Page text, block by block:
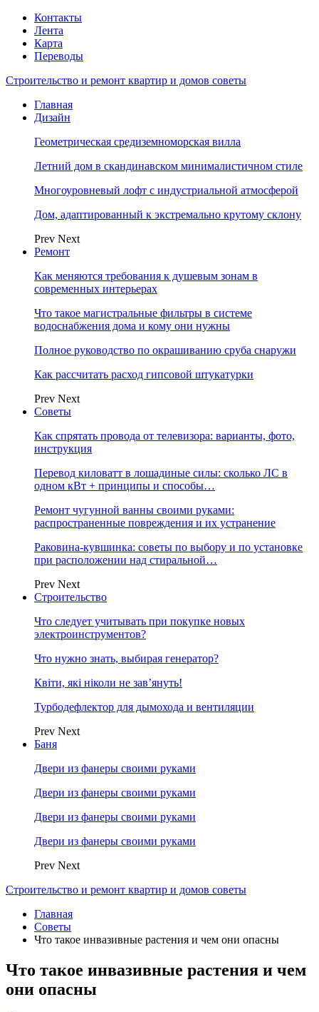
Контакты
Лента
Карта
Переводы
Строительство и ремонт квартир и домов советы
Главная
Дизайн
Геометрическая средиземноморская вилла
Летний дом в скандинавском минималистичном стиле
Многоуровневый лофт с индустриальной атмосферой
Дом, адаптированный к экстремально крутому склону
Prev Next
Ремонт
Как меняются требования к душевым зонам в
современных интерьерах
Что такое магистральные фильтры в системе
водоснабжения дома и кому они нужны
Полное руководство по окрашиванию сруба снаружи
Как рассчитать расход гипсовой штукатурки
Prev Next
Советы
Как спрятать провода от телевизора: варианты, фото,
инструкция
Перевод киловатт в лошадиные силы: сколько ЛС в
одном кВт + принципы и способы…
Ремонт чугунной ванны своими руками:
распространенные повреждения и их устранение
Раковина-кувшинка: советы по выбору и по установке
при расположении над стиральной…
Prev Next
Строительство
Что следует учитывать при покупке новых
электроинструментов?
Что нужно знать, выбирая генератор?
Квіти, які ніколи не зав’януть!
Турбодефлектор для дымохода и вентиляции
Prev Next
Баня
Двери из фанеры своими руками
Двери из фанеры своими руками
Двери из фанеры своими руками
Двери из фанеры своими руками
Prev Next
Строительство и ремонт квартир и домов советы
Главная
Советы
Что такое инвазивные растения и чем они опасны
Что такое инвазивные растения и чем
они опасны